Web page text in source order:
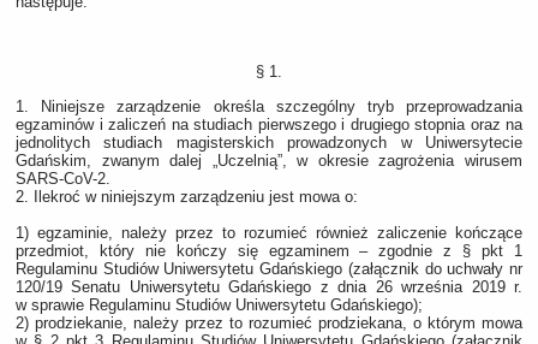
§ 1.
1. Niniejsze zarządzenie określa szczególny tryb przeprowadzania
egzaminów i zaliczeń na studiach pierwszego i drugiego stopnia oraz na
jednolitych studiach magisterskich prowadzonych w Uniwersytecie
Gdańskim, zwanym dalej „Uczelnią”, w okresie zagrożenia wirusem
SARS-CoV-2.
2. Ilekroć w niniejszym zarządzeniu jest mowa o:
1) egzaminie, należy przez to rozumieć również zaliczenie kończące
przedmiot, który nie kończy się egzaminem – zgodnie z § pkt 1
Regulaminu Studiów Uniwersytetu Gdańskiego (załącznik do uchwały nr
120/19 Senatu Uniwersytetu Gdańskiego z dnia 26 września 2019 r.
w sprawie Regulaminu Studiów Uniwersytetu Gdańskiego);
2) prodziekanie, należy przez to rozumieć prodziekana, o którym mowa